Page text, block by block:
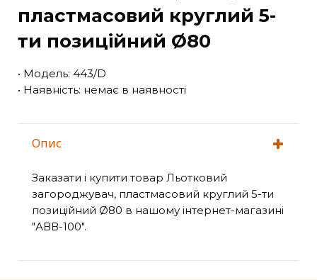
пластмасовий круглий 5-
ти позиційний Ø80
• Модель: 443/D
• Наявність: немає в наявності
Опис
Заказати і купити товар Льотковий
загороджувач, пластмасовий круглий 5-ти
позиційний Ø80 в нашому інтернет-магазині
"АВВ-100".